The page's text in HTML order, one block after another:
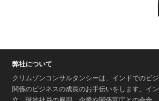
弊社について
クリムゾンコンサルタンシーは、インドでのビ
関係のビジネスの成長のお手伝いをします。イ